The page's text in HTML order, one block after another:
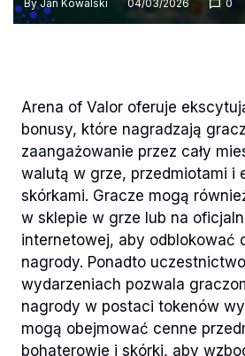
ByJan Kowalski 04/03/2026 0
Arena of Valor oferuje
bonusy, które nagradzają
zaangażowanie przez cały
walutą w grze, przedmiotami i
skórkami. Gracze mogą
w sklepie w grze lub na
internetowej, aby odblokować
nagrody. Ponadto
wydarzeniach pozwala
nagrody w postaci tokenów
mogą obejmować cenne
bohaterowie i skórki, aby